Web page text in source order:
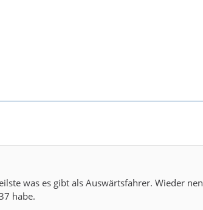
was es gibt als Auswärtsfahrer. Wieder nen
habe.